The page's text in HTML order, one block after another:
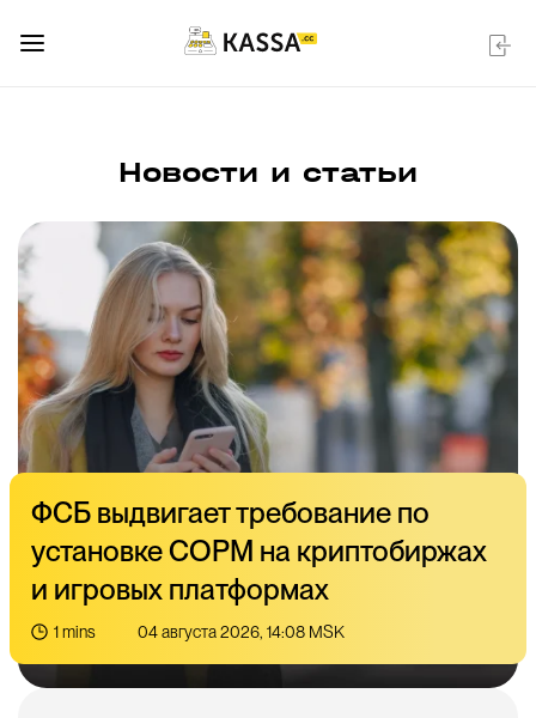
Новости и статьи
ФСБ выдвигает требование по
установке СОРМ на криптобиржах
и игровых платформах
1 mins 04 августа 2026, 14:08 MSK